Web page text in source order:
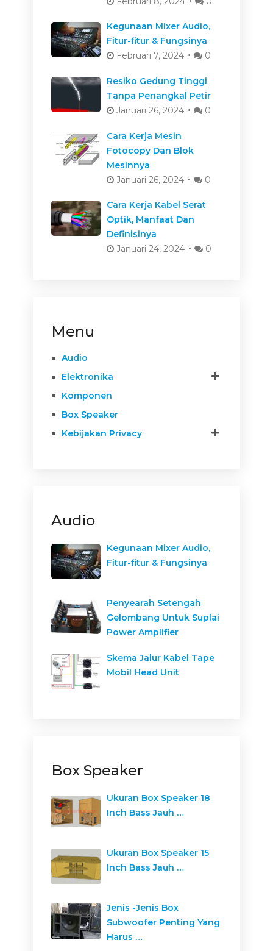
Kegunaan Mixer Audio,
Fitur-fitur & Fungsinya
Februari 7, 2024
0
Resiko Gedung Tinggi
Tanpa Penangkal Petir
Januari 26, 2024
0
Cara Kerja Mesin
Fotocopy Dan Blok
Mesinnya
Januari 26, 2024
0
Cara Kerja Kabel Serat
Optik, Manfaat Dan
Definisinya
Januari 24, 2024
0
Menu
Audio
Elektronika
Komponen
Box Speaker
Kebijakan Privacy
Audio
Kegunaan Mixer Audio,
Fitur-fitur & Fungsinya
Penyearah Setengah
Gelombang Untuk Suplai
Power Amplifier
Skema Jalur Kabel Tape
Mobil Head Unit
Box Speaker
Ukuran Box Speaker 18
Inch Bass Jauh …
Ukuran Box Speaker 15
Inch Bass Jauh …
Jenis -Jenis Box
Subwoofer Penting Yang
Harus …